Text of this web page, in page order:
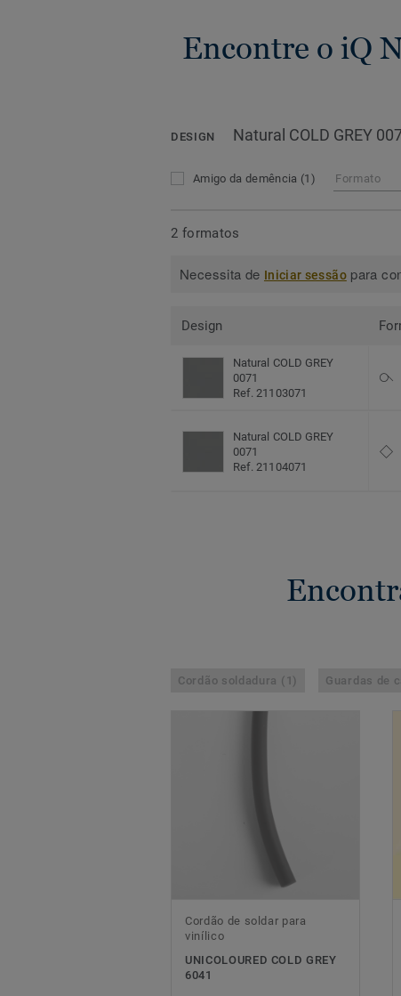
Encontre o iQ
DESIGN Natural COLD GREY
Amigo da demência (1) Formato
2 formatos
Necessita de Iniciar sessãopara
Design
Natural COLD GREY
0071
Ref. 21103071
Natural COLD GREY
0071
Ref. 21104071
Cordão soldadura (1) Guardas de
Cordão de soldar para
vinílico
UNICOLOURED COLD GREY
6041